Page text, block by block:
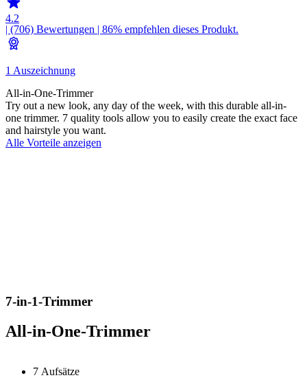
4.2
| (706) Bewertungen | 86% empfehlen dieses Produkt.
1 Auszeichnung
All-in-One-Trimmer
Try out a new look, any day of the week, with this durable all-in-
one trimmer. 7 quality tools allow you to easily create the exact face
and hairstyle you want.
Alle Vorteile anzeigen
7-in-1-Trimmer
All-in-One-Trimmer
7 Aufsätze